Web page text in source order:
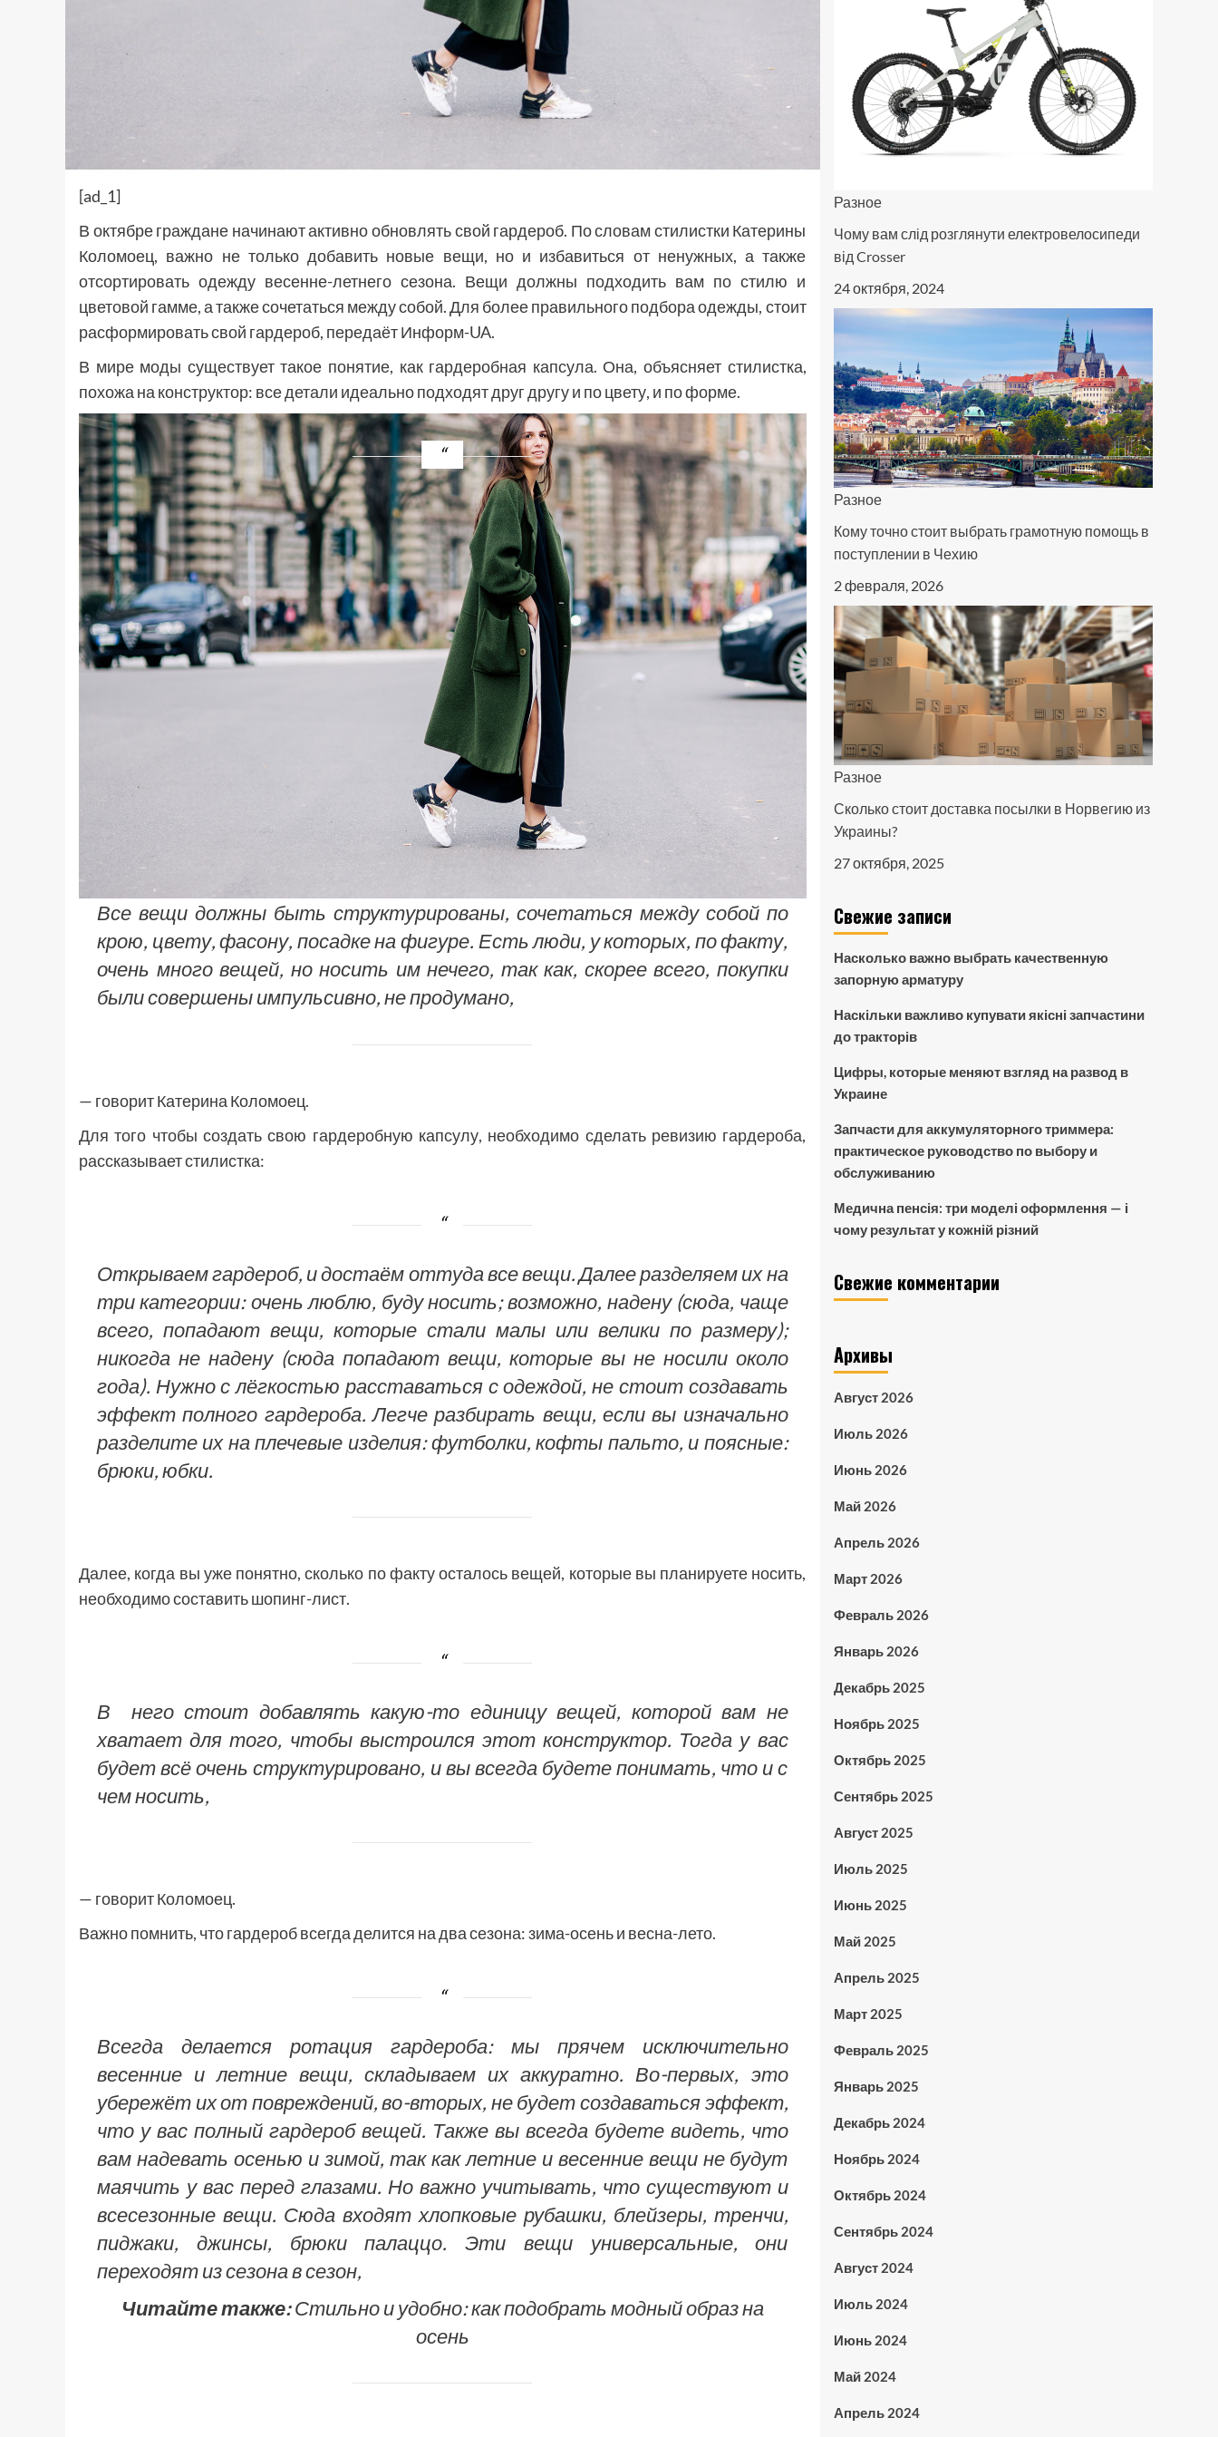
[ad_1]
В октябре граждане начинают активно обновлять свой гардероб. По словам стилистки Катерины
Коломоец, важно не только добавить новые вещи, но и избавиться от ненужных, а также
отсортировать одежду весенне-летнего сезона. Вещи должны подходить вам по стилю и
цветовой гамме, а также сочетаться между собой. Для более правильного подбора одежды, стоит
расформировать свой гардероб, передаёт Информ-UA.
В мире моды существует такое понятие, как гардеробная капсула. Она, объясняет стилистка,
похожа на конструктор: все детали идеально подходят друг другу и по цвету, и по форме.
Все вещи должны быть структурированы, сочетаться между собой по
крою, цвету, фасону, посадке на фигуре. Есть люди, у которых, по факту,
очень много вещей, но носить им нечего, так как, скорее всего, покупки
были совершены импульсивно, не продумано,
— говорит Катерина Коломоец.
Для того чтобы создать свою гардеробную капсулу, необходимо сделать ревизию гардероба,
рассказывает стилистка:
Открываем гардероб, и достаём оттуда все вещи. Далее разделяем их на
три категории: очень люблю, буду носить; возможно, надену (сюда, чаще
всего, попадают вещи, которые стали малы или велики по размеру);
никогда не надену (сюда попадают вещи, которые вы не носили около
года). Нужно с лёгкостью расставаться с одеждой, не стоит создавать
эффект полного гардероба. Легче разбирать вещи, если вы изначально
разделите их на плечевые изделия: футболки, кофты пальто, и поясные:
брюки, юбки.
Далее, когда вы уже понятно, сколько по факту осталось вещей, которые вы планируете носить,
необходимо составить шопинг-лист.
В него стоит добавлять какую-то единицу вещей, которой вам не
хватает для того, чтобы выстроился этот конструктор. Тогда у вас
будет всё очень структурировано, и вы всегда будете понимать, что и с
чем носить,
— говорит Коломоец.
Важно помнить, что гардероб всегда делится на два сезона: зима-осень и весна-лето.
Всегда делается ротация гардероба: мы прячем исключительно
весенние и летние вещи, складываем их аккуратно. Во-первых, это
убережёт их от повреждений, во-вторых, не будет создаваться эффект,
что у вас полный гардероб вещей. Также вы всегда будете видеть, что
вам надевать осенью и зимой, так как летние и весенние вещи не будут
маячить у вас перед глазами. Но важно учитывать, что существуют и
всесезонные вещи. Сюда входят хлопковые рубашки, блейзеры, тренчи,
пиджаки, джинсы, брюки палаццо. Эти вещи универсальные, они
переходят из сезона в сезон,
Читайте также:Стильно и удобно: как подобрать модный образ на
осень
Разное
Чому вам слід розглянути електровелосипеди
від Crosser
24 октября, 2024
Разное
Кому точно стоит выбрать грамотную помощь в
поступлении в Чехию
2 февраля, 2026
Разное
Сколько стоит доставка посылки в Норвегию из
Украины?
27 октября, 2025
Свежие записи
Насколько важно выбрать качественную
запорную арматуру
Наскільки важливо купувати якісні запчастини
до тракторів
Цифры, которые меняют взгляд на развод в
Украине
Запчасти для аккумуляторного триммера:
практическое руководство по выбору и
обслуживанию
Медична пенсія: три моделі оформлення — і
чому результат у кожній різний
Свежие комментарии
Архивы
Август 2026
Июль 2026
Июнь 2026
Май 2026
Апрель 2026
Март 2026
Февраль 2026
Январь 2026
Декабрь 2025
Ноябрь 2025
Октябрь 2025
Сентябрь 2025
Август 2025
Июль 2025
Июнь 2025
Май 2025
Апрель 2025
Март 2025
Февраль 2025
Январь 2025
Декабрь 2024
Ноябрь 2024
Октябрь 2024
Сентябрь 2024
Август 2024
Июль 2024
Июнь 2024
Май 2024
Апрель 2024